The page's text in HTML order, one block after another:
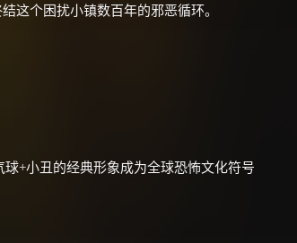
这个困扰小镇数百年的邪恶循环。
球+小丑的经典形象成为全球恐怖文化符号